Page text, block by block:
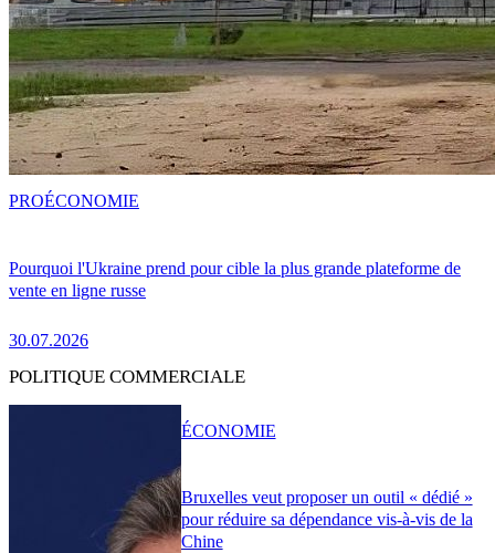
Pourquoi l'Ukraine prend pour cible la plus grande plateforme de
vente en ligne russe
30.07.2026
PROÉCONOMIE
POLITIQUE COMMERCIALE
Bruxelles veut proposer un outil « dédié »
pour réduire sa dépendance vis-à-vis de la
Chine
ÉCONOMIE